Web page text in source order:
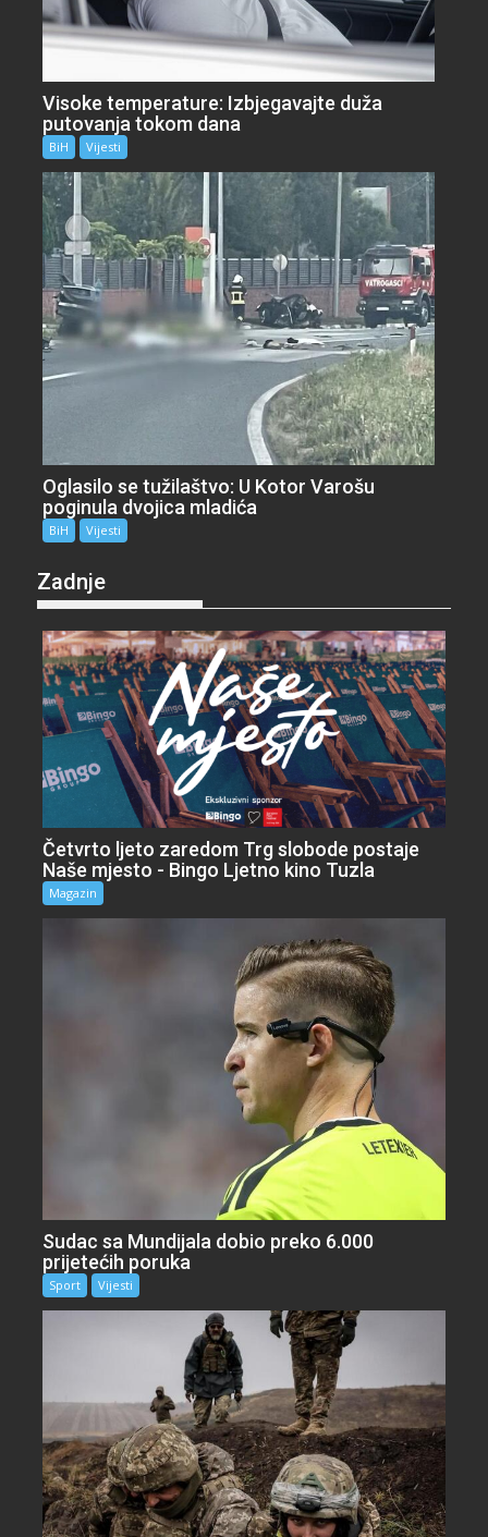
Visoke temperature: Izbjegavajte duža
putovanja tokom dana
BiH Vijesti
Oglasilo se tužilaštvo: U Kotor Varošu
poginula dvojica mladića
BiH Vijesti
Zadnje
Četvrto ljeto zaredom Trg slobode postaje
Naše mjesto - Bingo Ljetno kino Tuzla
Magazin
Sudac sa Mundijala dobio preko 6.000
prijetećih poruka
Sport Vijesti